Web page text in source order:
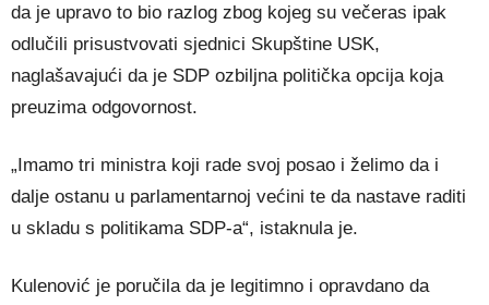
da je upravo to bio razlog zbog kojeg su večeras ipak
odlučili prisustvovati sjednici Skupštine USK,
naglašavajući da je SDP ozbiljna politička opcija koja
preuzima odgovornost.
„Imamo tri ministra koji rade svoj posao i želimo da i
dalje ostanu u parlamentarnoj većini te da nastave raditi
u skladu s politikama SDP-a“, istaknula je.
Kulenović je poručila da je legitimno i opravdano da